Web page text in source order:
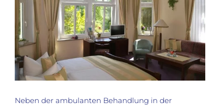
Neben der ambulanten Behandlung in der